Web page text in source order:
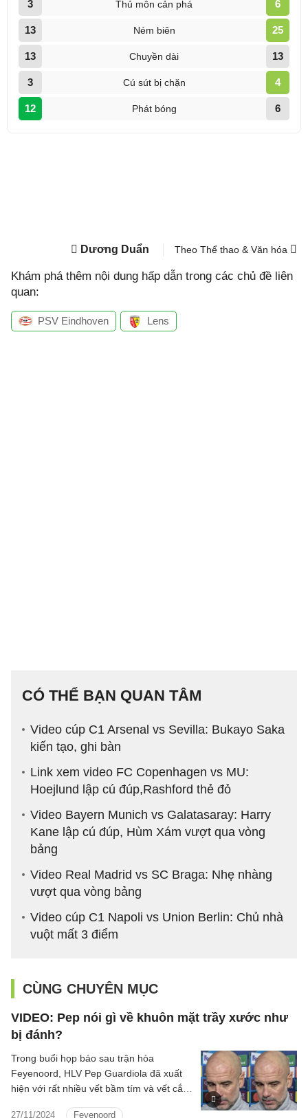
Dương Duẩn Theo Thể thao & Văn hóa
Khám phá thêm nội dung hấp dẫn trong các chủ đề liên
quan:
PSV Eindhoven Lens
CÓ THỂ BẠN QUAN TÂM
Video cúp C1 Arsenal vs Sevilla: Bukayo Saka
kiến tạo, ghi bàn
Link xem video FC Copenhagen vs MU:
Hoejlund lập cú đúp,Rashford thẻ đỏ
Video Bayern Munich vs Galatasaray: Harry
Kane lập cú đúp, Hùm Xám vượt qua vòng
bảng
Video Real Madrid vs SC Braga: Nhẹ nhàng
vượt qua vòng bảng
Video cúp C1 Napoli vs Union Berlin: Chủ nhà
vuột mất 3 điểm
CÙNG CHUYÊN MỤC
VIDEO: Pep nói gì về khuôn mặt trầy xước như
bị đánh?
27/11/2024 Feyenoord
Trong buổi họp báo sau trận hòa
Feyenoord, HLV Pep Guardiola đã xuất
hiện với rất nhiều vết bầm tím và vết cắt